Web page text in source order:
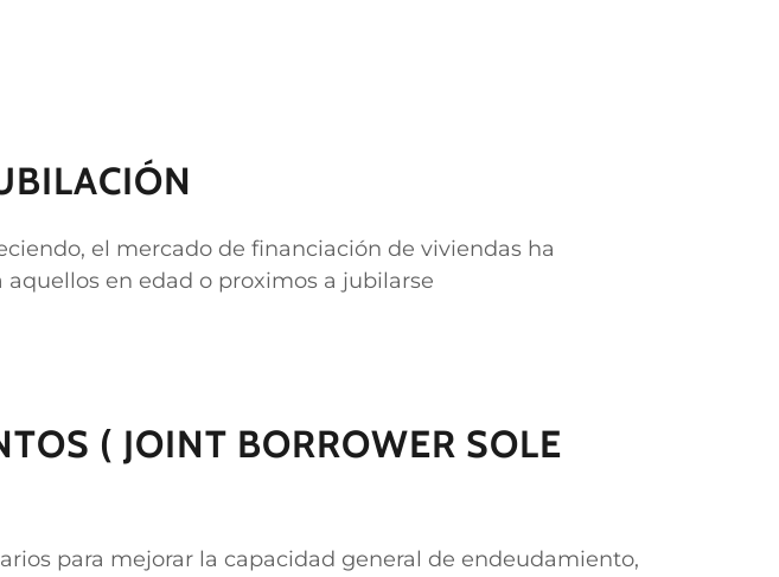
el mercado de financiación de viviendas ha
en edad o proximos a jubilarse
( JOINT BORROWER SOLE
para mejorar la capacidad general de endeudamiento,